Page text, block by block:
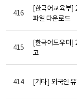
416
[한국어교육부]
파일 다운로드
415
[한국어도우미]
고
414 [기타] 외국인